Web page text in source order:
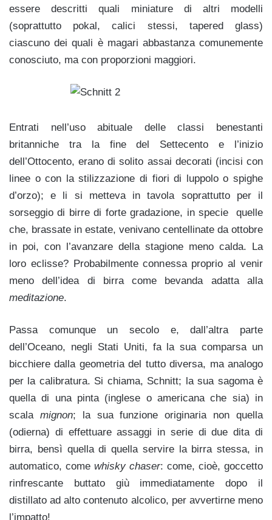
essere descritti quali miniature di altri modelli
(soprattutto pokal, calici stessi, tapered glass)
ciascuno dei quali è magari abbastanza comunemente
conosciuto, ma con proporzioni maggiori.
Entrati nell’uso abituale delle classi benestanti
britanniche tra la fine del Settecento e l’inizio
dell’Ottocento, erano di solito assai decorati (incisi con
linee o con la stilizzazione di fiori di luppolo o spighe
d’orzo); e li si metteva in tavola soprattutto per il
sorseggio di birre di forte gradazione, in specie quelle
che, brassate in estate, venivano centellinate da ottobre
in poi, con l’avanzare della stagione meno calda. La
loro eclisse? Probabilmente connessa proprio al venir
meno dell’idea di birra come bevanda adatta alla
meditazione.
Passa comunque un secolo e, dall’altra parte
dell’Oceano, negli Stati Uniti, fa la sua comparsa un
bicchiere dalla geometria del tutto diversa, ma analogo
per la calibratura. Si chiama, Schnitt; la sua sagoma è
quella di una pinta (inglese o americana che sia) in
scala mignon; la sua funzione originaria non quella
(odierna) di effettuare assaggi in serie di due dita di
birra, bensì quella di quella servire la birra stessa, in
automatico, come whisky chaser: come, cioè, goccetto
rinfrescante buttato giù immediatamente dopo il
distillato ad alto contenuto alcolico, per avvertirne meno
l’impatto!